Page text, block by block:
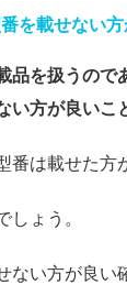
を載せない方
品を扱うので
い方が良いこ
番は載せた方
しょう。
ない方が良い